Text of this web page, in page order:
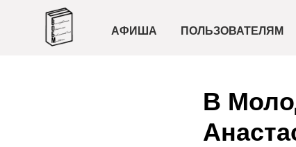
АФИША ПОЛЬЗОВАТЕЛЯМ
В